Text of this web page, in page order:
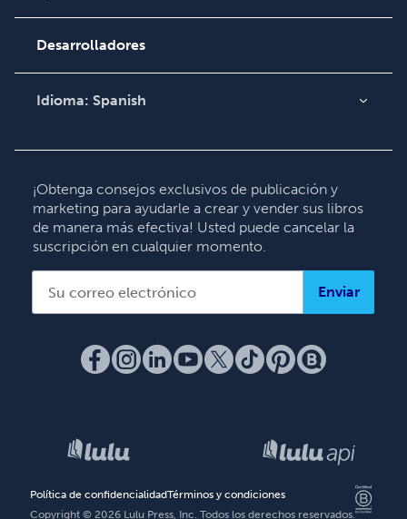
Podcast
Búsqueda de pedidos
Base de conocimientos
Comuníquese con
Desarrolladores
Idioma: Spanish
Deutsch
Français
Italiano
Español
¡Obtenga consejos exclusivos de publicación y
marketing para ayudarle a crear y vender sus libros
de manera más efectiva! Usted puede cancelar la
suscripción en cualquier momento.
Enviar
Política de confidencialidadTérminos y condiciones
Copyright © 2026 Lulu Press, Inc. Todos los derechos reservados.